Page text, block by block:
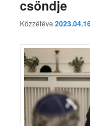
csöndje
Közzétéve